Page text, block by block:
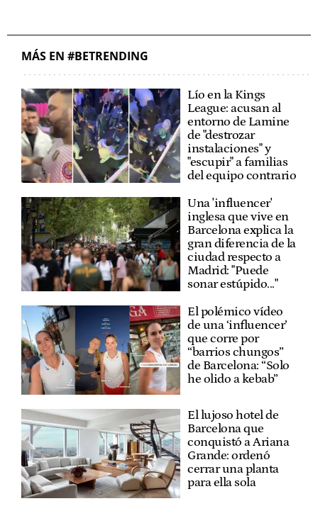
MÁS EN #BETRENDING
Lío en la Kings
League: acusan al
entorno de Lamine
de "destrozar
instalaciones" y
"escupir" a familias
del equipo contrario
Una 'influencer'
inglesa que vive en
Barcelona explica la
gran diferencia de la
ciudad respecto a
Madrid: "Puede
sonar estúpido..."
El polémico vídeo
de una ‘influencer’
que corre por
“barrios chungos”
de Barcelona: “Solo
he olido a kebab”
El lujoso hotel de
Barcelona que
conquistó a Ariana
Grande: ordenó
cerrar una planta
para ella sola